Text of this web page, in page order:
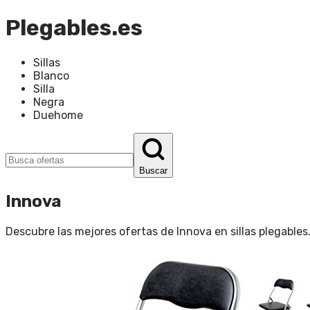
Plegables.es
Sillas
Blanco
Silla
Negra
Duehome
Buscar
Innova
Descubre las mejores ofertas de Innova en sillas plegables.